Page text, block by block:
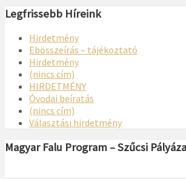
Legfrissebb Híreink
Hirdetmény
Ebösszeírás – tájékoztató
Hirdetmény
(nincs cím)
HIRDETMÉNY
Óvodai beíratás
(nincs cím)
Választási hirdetmény
Magyar Falu Program – Szűcsi